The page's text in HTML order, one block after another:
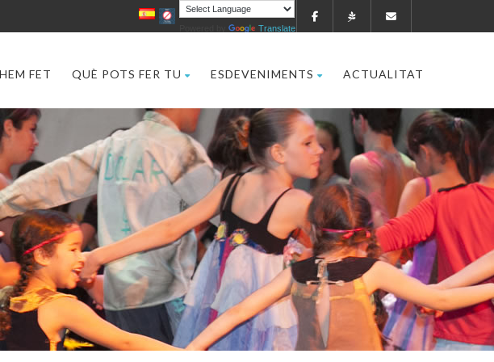
Translate
FET QUÈ POTS FER TU ESDEVENIMENTS ACTUALITAT